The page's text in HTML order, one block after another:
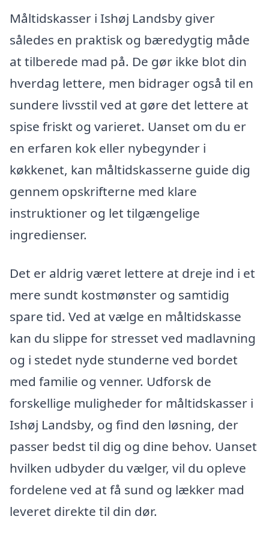
Måltidskasser i Ishøj Landsby giver
således en praktisk og bæredygtig måde
at tilberede mad på. De gør ikke blot din
hverdag lettere, men bidrager også til en
sundere livsstil ved at gøre det lettere at
spise friskt og varieret. Uanset om du er
en erfaren kok eller nybegynder i
køkkenet, kan måltidskasserne guide dig
gennem opskrifterne med klare
instruktioner og let tilgængelige
ingredienser.
Det er aldrig været lettere at dreje ind i et
mere sundt kostmønster og samtidig
spare tid. Ved at vælge en måltidskasse
kan du slippe for stresset ved madlavning
og i stedet nyde stunderne ved bordet
med familie og venner. Udforsk de
forskellige muligheder for måltidskasser i
Ishøj Landsby, og find den løsning, der
passer bedst til dig og dine behov. Uanset
hvilken udbyder du vælger, vil du opleve
fordelene ved at få sund og lækker mad
leveret direkte til din dør.